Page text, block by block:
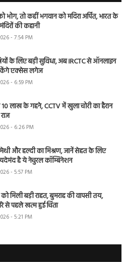
भोग, तो कहीं भगवान को मदिरा अर्पित, भारत के
की कहानी
- 7:54 PM
के लिए बड़ी सुविधा, अब IRCTC से ऑनलाइन
एक्सेस लगेज
- 6:59 PM
10 लाख के गहने, CCTV में खुला चोरी का हैरान
- 6:26 PM
और हल्दी का मिश्रण, जानें सेहत के लिए
है ये नेचुरल कॉम्बिनेशन
- 5:57 PM
को मिली बड़ी राहत, बुमराह की वापसी तय,
से पहले खत्म हुई चिंता
- 5:21 PM